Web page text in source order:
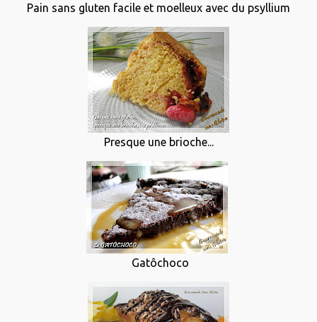
Pain sans gluten facile et moelleux avec du psyllium
Presque une brioche...
Gatôchoco